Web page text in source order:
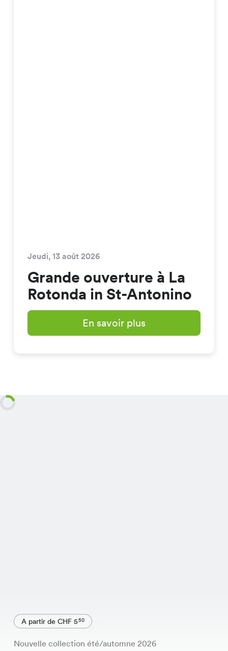
Jeudi, 13 août 2026
Grande ouverture à La
Rotonda in St-Antonino
En savoir plus
A partir de CHF 550
Nouvelle collection été/automne 2026